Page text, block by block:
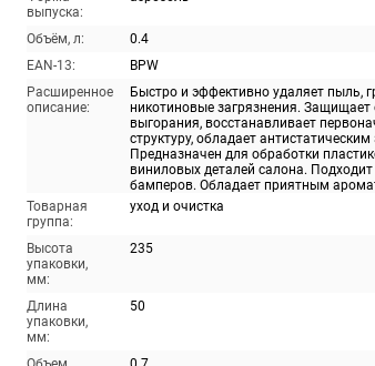
выпуска:
Объём, л:
0.4
EAN-13:
BPW
Расширенное
описание:
Быстро и эффективно удаляет пыль,
никотиновые загрязнения. Защищает
выгорания, восстанавливает
структуру, обладает
Предназначен для обработки
виниловых деталей салона.
бамперов. Обладает приятным
Товарная
группа:
уход и очистка
Высота
упаковки,
мм:
235
Длина
упаковки,
мм:
50